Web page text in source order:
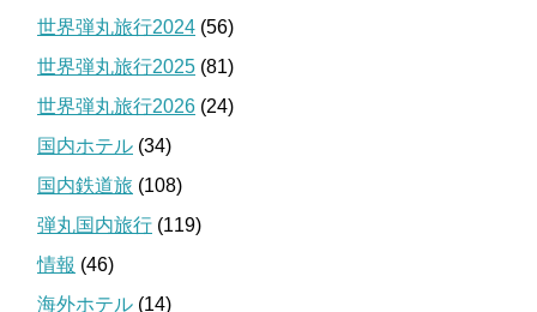
世界弾丸旅行2024 (56)
世界弾丸旅行2025 (81)
世界弾丸旅行2026 (24)
国内ホテル (34)
国内鉄道旅 (108)
弾丸国内旅行 (119)
情報 (46)
海外ホテル (14)